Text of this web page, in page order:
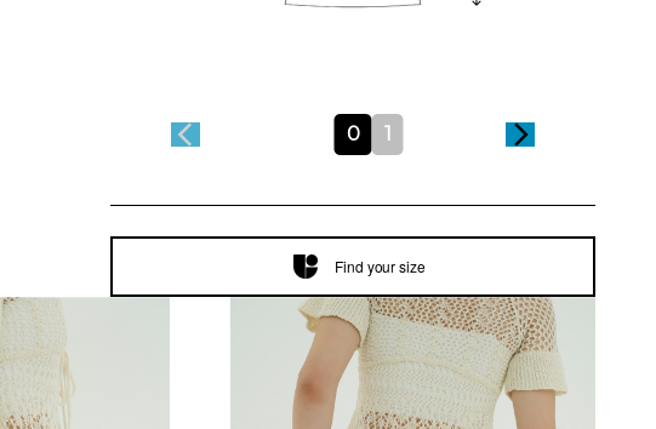
0 1
Find your size